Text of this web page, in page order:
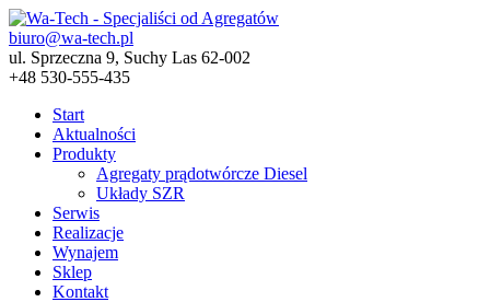
biuro@wa-tech.pl
ul. Sprzeczna 9, Suchy Las 62-002
+48 530-555-435
Start
Aktualności
Produkty
Agregaty prądotwórcze Diesel
Układy SZR
Serwis
Realizacje
Wynajem
Sklep
Kontakt